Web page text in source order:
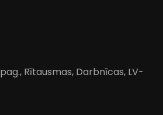
Rītausmas, Darbnīcas, LV-